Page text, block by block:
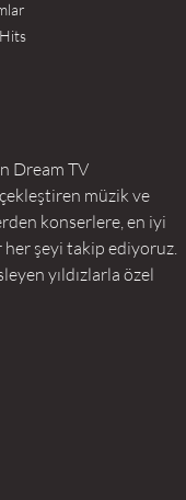
Dream TV
müzik ve
konserlere, en iyi
şeyi takip ediyoruz.
yıldızlarla özel